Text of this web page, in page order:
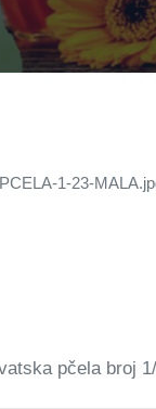
pčela broj